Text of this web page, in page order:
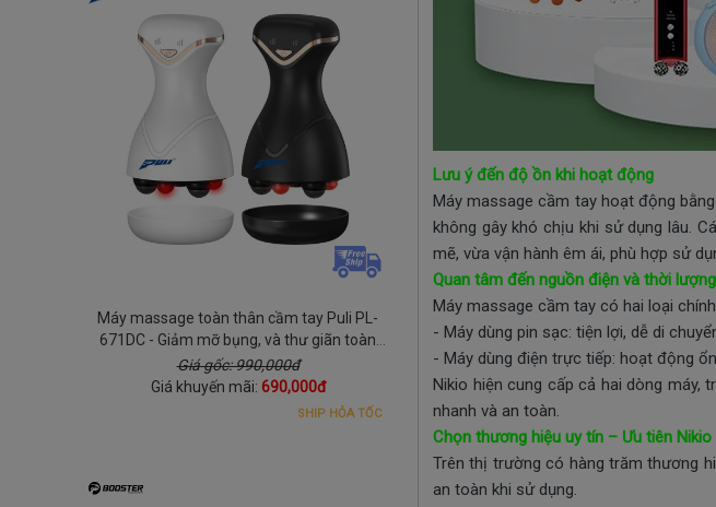
Máy massage toàn thân cầm tay Puli PL-
671DC - Giảm mỡ bụng, và thư giãn toàn
thân
Giá gốc: 990,000đ
Giá khuyến mãi: 690,000đ
SHIP HỎA TỐC
Lưu ý đến độ ồn khi hoạt động
Máy massage cầm tay hoạt động
không gây khó chịu khi sử dụng lâu.
mẽ, vừa vận hành êm ái, phù hợp sử
Quan tâm đến nguồn điện và thời
Máy massage cầm tay có hai loại
- Máy dùng pin sạc: tiện lợi, dễ di
- Máy dùng điện trực tiếp: hoạt động
Nikio hiện cung cấp cả hai dòng
nhanh và an toàn.
Chọn thương hiệu uy tín – Ưu tiên Nikio
Trên thị trường có hàng trăm thương
an toàn khi sử dụng.